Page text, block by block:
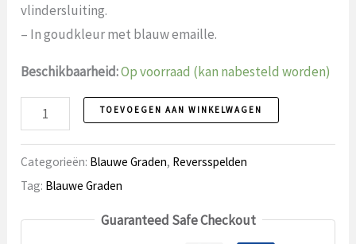
vlindersluiting.
– In goudkleur met blauw emaille.
Beschikbaarheid:Op voorraad (kan nabesteld worden)
Reversspeld
9
aantal
TOEVOEGEN AAN WINKELWAGEN
Categorieën: Blauwe Graden, Reversspelden
Tag: Blauwe Graden
Guaranteed Safe Checkout